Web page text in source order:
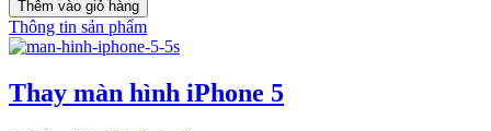
Thông tin sản phẩm
Thay màn hình iPhone 5